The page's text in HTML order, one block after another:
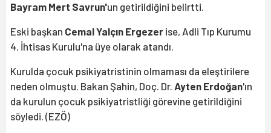
Bayram Mert Savrun'un getirildiğini belirtti.
Eski başkan Cemal Yalçın Ergezer ise, Adli Tıp Kurumu
4. İhtisas Kurulu'na üye olarak atandı.
Kurulda çocuk psikiyatristinin olmaması da eleştirilere
neden olmuştu. Bakan Şahin, Doç. Dr. Ayten Erdoğan'ın
da kurulun çocuk psikiyatristliği görevine getirildiğini
söyledi. (EZÖ)